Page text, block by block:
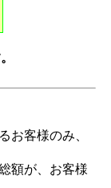
お客様のみ、
額が、お客様